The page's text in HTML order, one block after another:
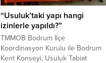
“Usuluk’taki yapı hangi
izinlerle yapıldı?”
TMMOB Bodrum İlçe
Koordinasyon Kurulu ile Bodrum
Kent Konseyi, Usuluk Tabiat